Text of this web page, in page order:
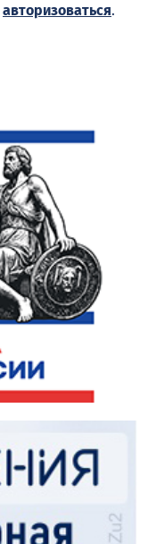
авторизоваться.